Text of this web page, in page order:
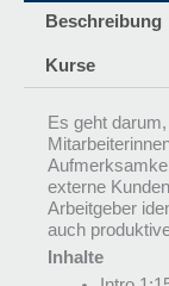
Beschreibung
Kurse
Es geht
externe
Arbeitgeber
auch
Inhalte